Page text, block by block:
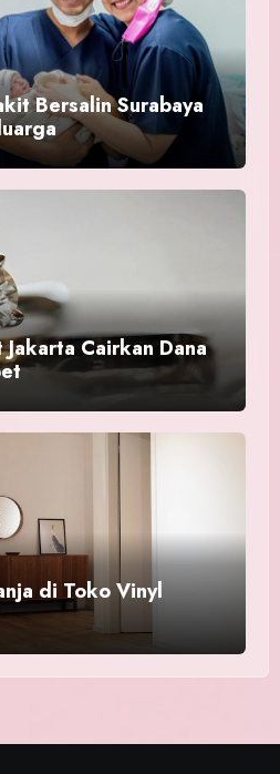
Bersalin Surabaya
Cairkan Dana
di Toko Vinyl